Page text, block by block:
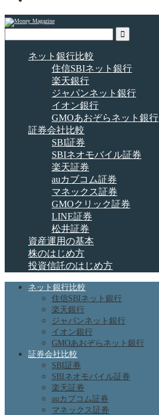
ネット銀行比較
住信SBIネット銀行
楽天銀行
ジャパンネット銀行
イオン銀行
GMOあおぞらネット銀行
証券会社比較
SBI証券
SBIネオモバイル証券
楽天証券
auカブコム証券
マネックス証券
GMOクリック証券
LINE証券
松井証券
資産運用の基本
株のはじめ方
投資信託のはじめ方
ネット銀行比較
住信SBIネット銀行
楽天銀行
ジャパンネット銀行
イオン銀行
GMOあおぞらネット銀行
証券会社比較
SBI証券
SBIネオモバイル証券
楽天証券
auカブコム証券
マネックス証券